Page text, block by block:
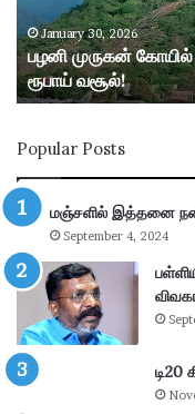
ன்
கோ
யி
ல்
உ
டி
ய
ல்
கா
க்
கை
4
.
3
January 30, 2026
பழனி முருகன்
ரூபாய் வசூல்!
Popular Posts
மஞ்சளில் இத்தனை
September 4, 2024
டி20